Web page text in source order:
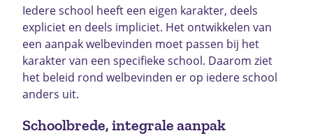
Iedere school heeft een eigen karakter, deels
expliciet en deels impliciet. Het ontwikkelen van
een aanpak welbevinden moet passen bij het
karakter van een specifieke school. Daarom ziet
het beleid rond welbevinden er op iedere school
anders uit.
Schoolbrede, integrale aanpak